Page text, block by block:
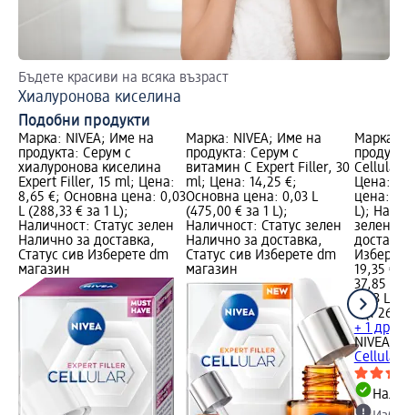
Бъдете красиви на всяка възраст
Хиалуронова киселина
Подобни продукти
Марка: NIVEA; Име на
продукта: Серум с
хиалуронова киселина
Expert Filler, 15 ml; Цена:
8,65 €; Основна цена: 0,03
L (288,33 € за 1 L);
Наличност: Статус зелен
Налично за доставка,
Статус сив Изберете dm
магазин
Марка: NIVEA; Име на
продукта: Серум с
витамин C Expert Filler, 30
ml; Цена: 14,25 €;
Основна цена: 0,03 L
(475,00 € за 1 L);
Наличност: Статус зелен
Налично за доставка,
Статус сив Изберете dm
магазин
Марка:
Cellular
Цена:
цена:
L);
зелен
19,35 €
37,85 лв.
0,03 L
L (1
+ 1 друг
NIVEA
Cellular